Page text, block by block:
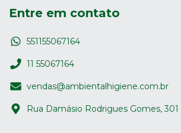
Entre em contato
551155067164
11 55067164
vendas@ambientalhigiene.com.br
Rua Damásio Rodrigues Gomes, 301